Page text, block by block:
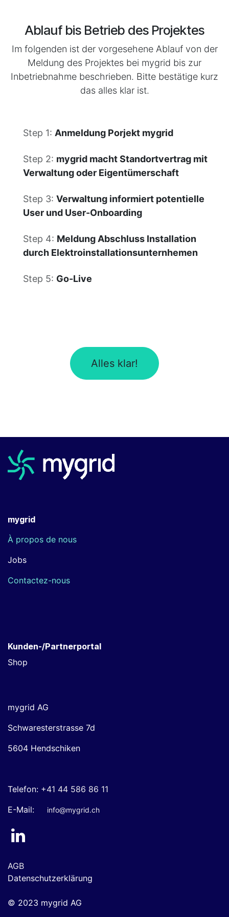
Ablauf bis Betrieb des Projektes
Im folgenden ist der vorgesehene Ablauf von der
Meldung des Projektes bei mygrid bis zur
Inbetriebnahme beschrieben. Bitte bestätige kurz
das alles klar ist.
Step 1: Anmeldung Porjekt mygrid
Step 2:​ mygrid macht Standortvertrag mit
Verwaltung oder Eigentümerschaft
Step 3: Verwaltung informiert potentielle
User und User-Onboarding
Step 4: Meldung Abschluss Installation
durch Elektroinstallationsunternhemen
Step 5:​ Go-Live
Alles klar!
mygrid
À propos de nous
Jobs
Contactez-nous
Kunden-/Partnerportal
Shop
mygrid AG
Schwaresterstrasse 7d
5604 Hendschiken
Telefon: +41 44 586 86 11
E-Mail:
info@mygrid.ch
AGB
Datenschutzerklärung
© 2023 mygrid AG